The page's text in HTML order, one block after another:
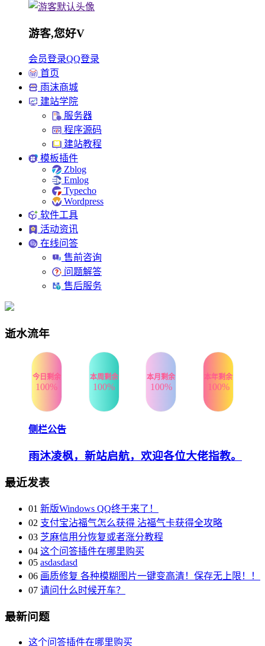
游客,您好V
会员登录QQ登录
首页
雨沫商城
建站学院
服务器
程序源码
建站教程
模板插件
Zblog
Emlog
Typecho
Wordpress
软件工具
活动资讯
在线问答
售前咨询
问题解答
售后服务
逝水流年
今日剩余
100%
本周剩余
100%
本月剩余
100%
本年剩余
100%
侧栏公告
雨沐凌枫，新站启航，欢迎各位大佬指教。
最近发表
01 新版Windows QQ终于来了！
02 支付宝沾福气怎么获得 沾福气卡获得全攻略
03 芝麻信用分恢复或者涨分教程
04 这个问答插件在哪里购买
05 asdasdasd
06 画质修复 各种模糊图片一键变高清！保存无上限！！
07 请问什么时候开车？
最新问题
这个问答插件在哪里购买